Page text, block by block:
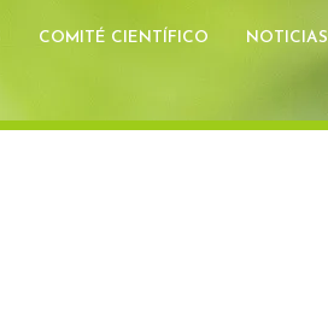
COMITÉ CIENTÍFICO NOTICIAS